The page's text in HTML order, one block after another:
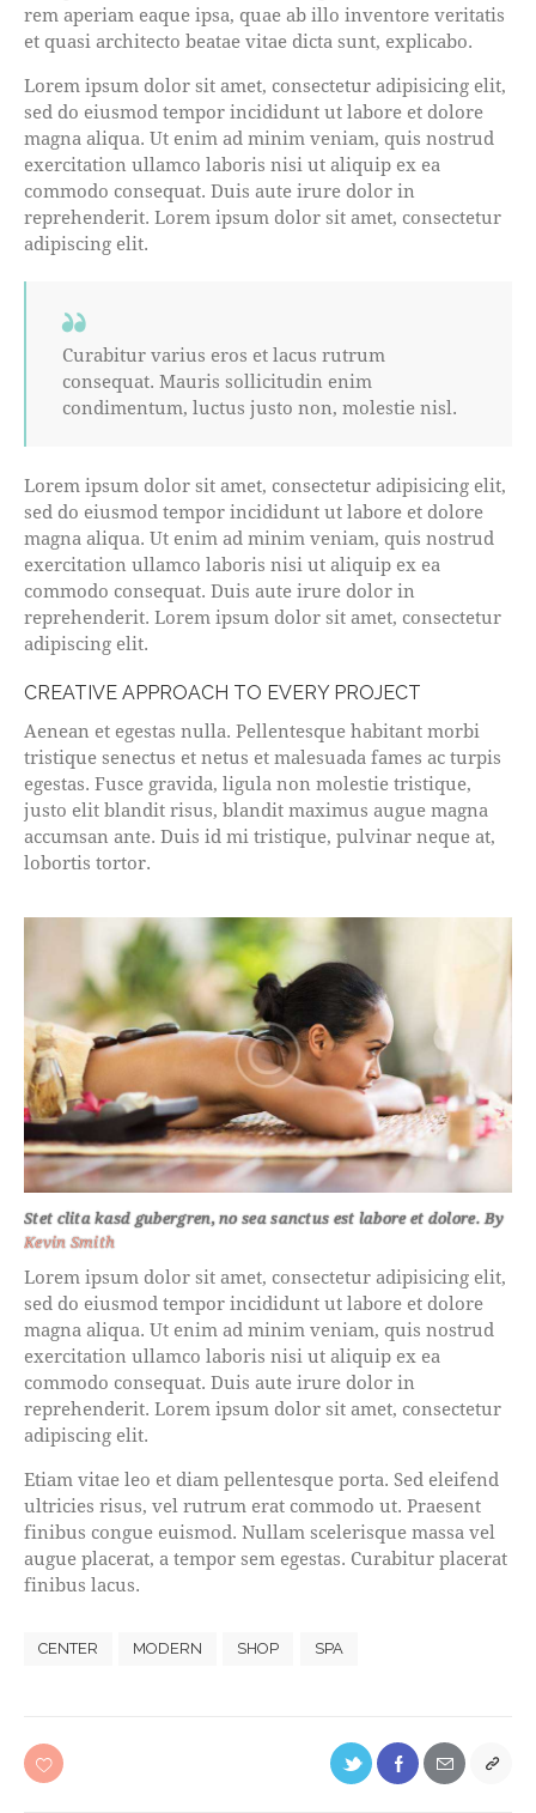
rem aperiam eaque ipsa, quae ab illo inventore veritatis
et quasi architecto beatae vitae dicta sunt, explicabo.
Lorem ipsum dolor sit amet, consectetur adipisicing elit,
sed do eiusmod tempor incididunt ut labore et dolore
magna aliqua. Ut enim ad minim veniam, quis nostrud
exercitation ullamco laboris nisi ut aliquip ex ea
commodo consequat. Duis aute irure dolor in
reprehenderit. Lorem ipsum dolor sit amet, consectetur
adipiscing elit.
Curabitur varius eros et lacus rutrum
consequat. Mauris sollicitudin enim
condimentum, luctus justo non, molestie nisl.
Lorem ipsum dolor sit amet, consectetur adipisicing elit,
sed do eiusmod tempor incididunt ut labore et dolore
magna aliqua. Ut enim ad minim veniam, quis nostrud
exercitation ullamco laboris nisi ut aliquip ex ea
commodo consequat. Duis aute irure dolor in
reprehenderit. Lorem ipsum dolor sit amet, consectetur
adipiscing elit.
CREATIVE APPROACH TO EVERY PROJECT
Aenean et egestas nulla. Pellentesque habitant morbi
tristique senectus et netus et malesuada fames ac turpis
egestas. Fusce gravida, ligula non molestie tristique,
justo elit blandit risus, blandit maximus augue magna
accumsan ante. Duis id mi tristique, pulvinar neque at,
lobortis tortor.
Stet clita kasd gubergren, no sea sanctus est labore et dolore. By
Kevin Smith
Lorem ipsum dolor sit amet, consectetur adipisicing elit,
sed do eiusmod tempor incididunt ut labore et dolore
magna aliqua. Ut enim ad minim veniam, quis nostrud
exercitation ullamco laboris nisi ut aliquip ex ea
commodo consequat. Duis aute irure dolor in
reprehenderit. Lorem ipsum dolor sit amet, consectetur
adipiscing elit.
Etiam vitae leo et diam pellentesque porta. Sed eleifend
ultricies risus, vel rutrum erat commodo ut. Praesent
finibus congue euismod. Nullam scelerisque massa vel
augue placerat, a tempor sem egestas. Curabitur placerat
finibus lacus.
CENTER MODERN SHOP SPA